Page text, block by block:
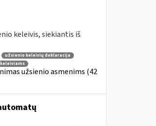
keleivis, siekiantis iš
užsienio keleivių deklaracija
užsienio asmenims (42